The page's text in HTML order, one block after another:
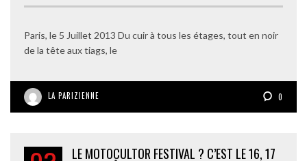
Paris, le 5 Juillet 2013 Du cuir à tous les étages, tout en noir
de la tête aux tiags, le
LA PARIZIENNE 0
LE MOTOCULTOR FESTIVAL ? C’EST LE 16, 17